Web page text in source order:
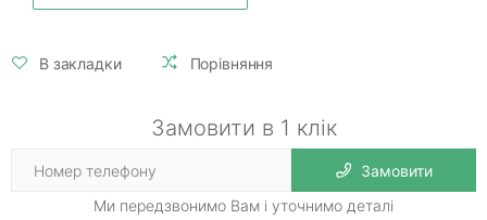
В закладки Порівняння
Замовити в 1 клік
Замовити
Ми передзвонимо Вам і уточнимо деталі